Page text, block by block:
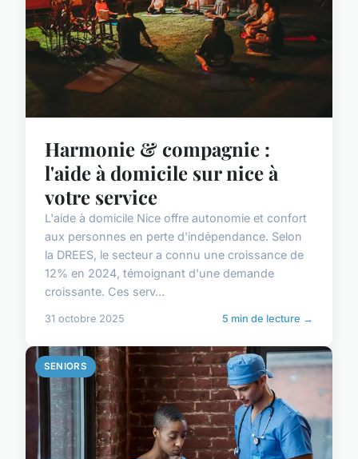
Harmonie & compagnie :
l'aide à domicile sur nice à
votre service
L'aide à domicile Nice offre autonomie et confort
aux personnes en perte d'indépendance. Selon
la DREES, le secteur a connu une croissance de
12% en 2024, témoignant d'une demande
croissante. Ces serv...
31 octobre 2025 5 min de lecture →
SENIORS